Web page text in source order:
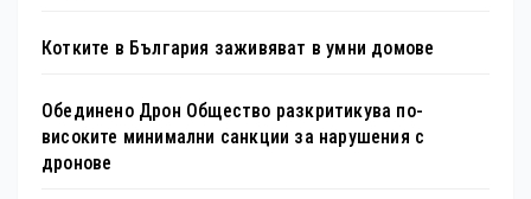
Котките в България заживяват в умни домове
Обединено Дрон Общество разкритикува по-
високите минимални санкции за нарушения с
дронове